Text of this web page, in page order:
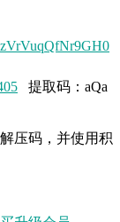
提取码：aQa
压码，并使用积